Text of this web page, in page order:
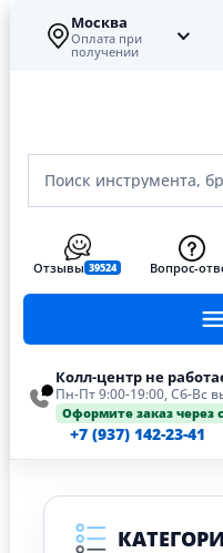
Москва
Оплата при
получении
Поиск инструмента,
Отзывы 39524 Вопрос-
Колл-центр не
Пн-Пт 9:00-19:00, Сб-Вс
Оформите заказ через
+7 (937) 142-23-41